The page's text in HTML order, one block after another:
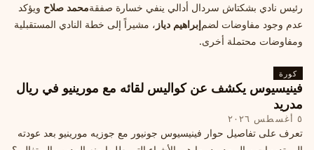
رئيس نادي بشكتاش سردال أدالي ينفي خسارة صفقةمحمد صلاح ويؤكد
عدم وجود مفاوضات لضمإبراهيم دياز ، مشيراً إلى خطة النادي المستقبلية
ومفاوضات محتملة أخرى.
كورة
فينيسيوس يكشف عن كواليس لقائه مع مورينيو في ريال
مدريد
٥ أغسطس ٢٠٢٦
تعرف على تفاصيل حوار فينيسيوس جونيور مع جوزيه مورينيو بعد عودته